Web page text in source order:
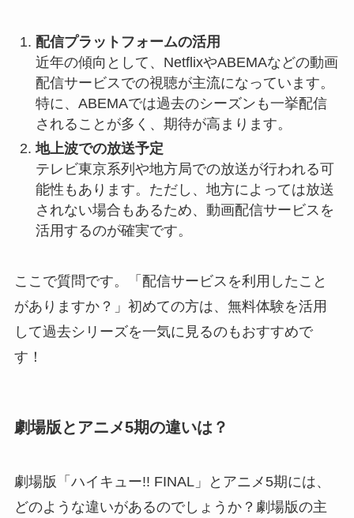
配信プラットフォームの活用
近年の傾向として、NetflixやABEMAなどの動画
配信サービスでの視聴が主流になっています。
特に、ABEMAでは過去のシーズンも一挙配信
されることが多く、期待が高まります。
地上波での放送予定
テレビ東京系列や地方局での放送が行われる可
能性もあります。ただし、地方によっては放送
されない場合もあるため、動画配信サービスを
活用するのが確実です。
ここで質問です。「配信サービスを利用したこと
がありますか？」初めての方は、無料体験を活用
して過去シリーズを一気に見るのもおすすめで
す！
劇場版とアニメ5期の違いは？
劇場版「ハイキュー!! FINAL」とアニメ5期には、
どのような違いがあるのでしょうか？劇場版の主